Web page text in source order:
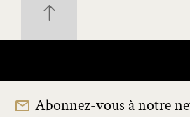
Abonnez-vous à notre